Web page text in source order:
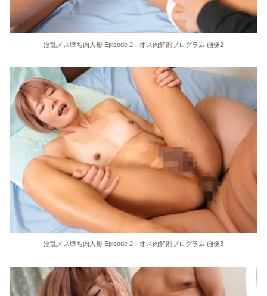
近藤あさみ 大人になると衣装も下着になり露出度も高くなるのでいいですよね～！
激しく揺れる小さな胸が愛おしくてたまらない
【ＳＭ・調教】出会い系でエッチした最高のドＭ女
松居一代 画像36枚【ヌード】
素人ＡＶ面接 ~ロリ娘にセクシーランジェリーを着せて生中ハメ~
まんチラの誘惑 ~ダチの母ちゃんと~
アラサー喪女の暴走オーガズム
激しめイラマが好き！
淫乱メス堕ち肉人形 Episode 2：オス肉解剖プログラム 画像2
淫乱メス堕ち肉人形 Episode 2：オス肉解剖プログラム 画像3